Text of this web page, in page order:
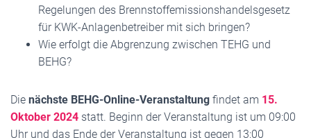
Regelungen des Brennstoffemissionshandelsgesetz
für KWK-Anlagenbetreiber mit sich bringen?
Wie erfolgt die Abgrenzung zwischen TEHG und
BEHG?
Die nächste BEHG-Online-Veranstaltung findet am 15.
Oktober 2024 statt. Beginn der Veranstaltung ist um 09:00
Uhr und das Ende der Veranstaltung ist gegen 13:00